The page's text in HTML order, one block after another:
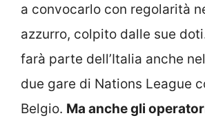
a convocarlo con regolarità
azzurro, colpito dalle sue
farà parte dell’Italia anche
due gare di Nations League
Belgio. Ma anche gli